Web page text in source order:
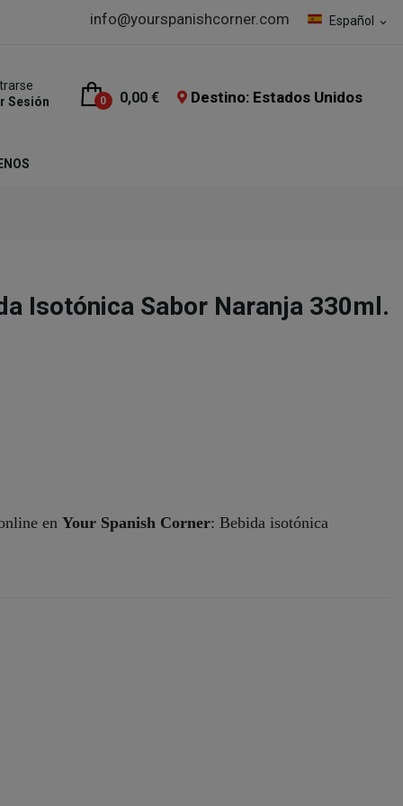
Español expand_more
info@yourspanishcorner.com
Sesión
0 0,00 € Destino: Estados Unidos
Isotónica Sabor Naranja 330ml.
en Your Spanish Corner: Bebida isotónica